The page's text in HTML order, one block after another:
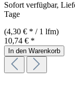
Sofort verfügbar,
Tage
(4,30 € * / 1 lfm)
10,74 € *
In den Warenkorb